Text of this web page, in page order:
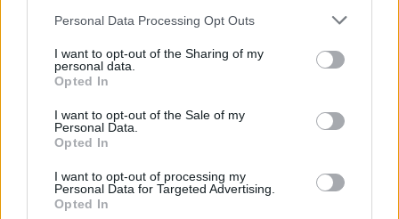
Personal Data Processing Opt Outs
I want to opt-out of the Sharing of my
personal data.
Opted In
I want to opt-out of the Sale of my
Personal Data.
Opted In
I want to opt-out of processing my
Personal Data for Targeted Advertising.
Opted In
was gut aussieht, als daran, was sich auf Dauer gut
Farben und Kompositionen werden häufig aufgrund ihrer
unmittelbaren visuellen Wirkung auf dem Bildschirm
ausgewählt, anstatt aufgrund ihrer haptischen Qualität,
Langlebigkeit oder ihrer Beziehung zum Alltag. Was den
Wiedererkennbarkeit und das Gefühl, zu einer
bestimmten ästhetischen Gruppe zu gehören – durch